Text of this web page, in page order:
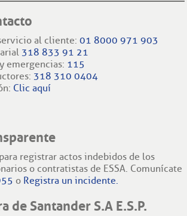
al cliente:01 8000 971 903
318 833 91 21
emergencias: 115
318 310 0404
Clic aquí
registrar actos indebidos de los
o contratistas de ESSA. Comunícate
o Registra un incidente.
de Santander S.A E.S.P.